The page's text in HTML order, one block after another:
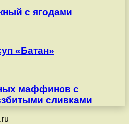
с ягодами
«Батан»
маффинов с
сливками